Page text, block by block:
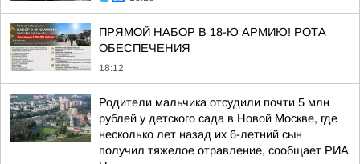
ПРЯМОЙ НАБОР В 18-Ю АРМИЮ! РОТА
ОБЕСПЕЧЕНИЯ
18:12
Родители мальчика отсудили почти 5 млн
рублей у детского сада в Новой Москве, где
несколько лет назад их 6-летний сын
получил тяжелое отравление, сообщает РИА